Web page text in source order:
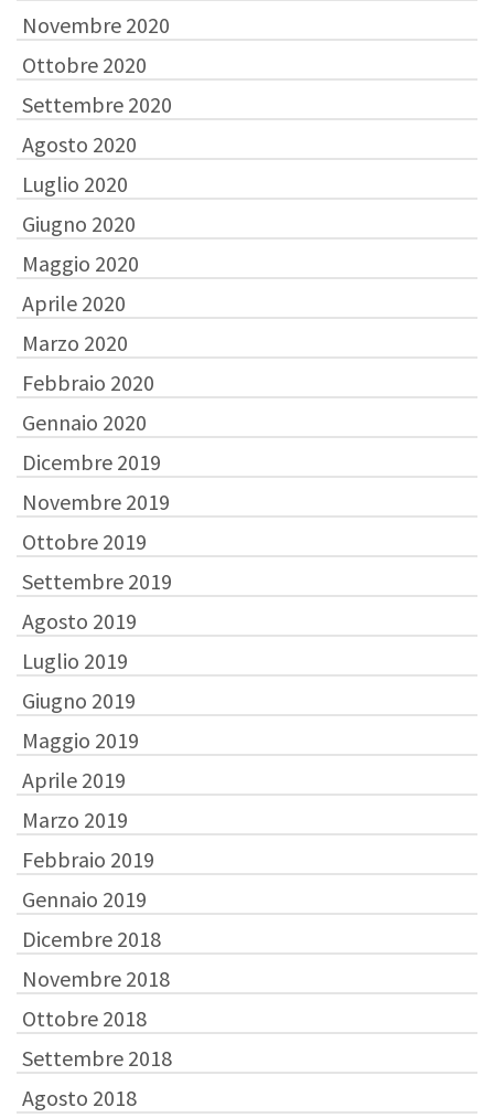
Novembre 2020
Ottobre 2020
Settembre 2020
Agosto 2020
Luglio 2020
Giugno 2020
Maggio 2020
Aprile 2020
Marzo 2020
Febbraio 2020
Gennaio 2020
Dicembre 2019
Novembre 2019
Ottobre 2019
Settembre 2019
Agosto 2019
Luglio 2019
Giugno 2019
Maggio 2019
Aprile 2019
Marzo 2019
Febbraio 2019
Gennaio 2019
Dicembre 2018
Novembre 2018
Ottobre 2018
Settembre 2018
Agosto 2018